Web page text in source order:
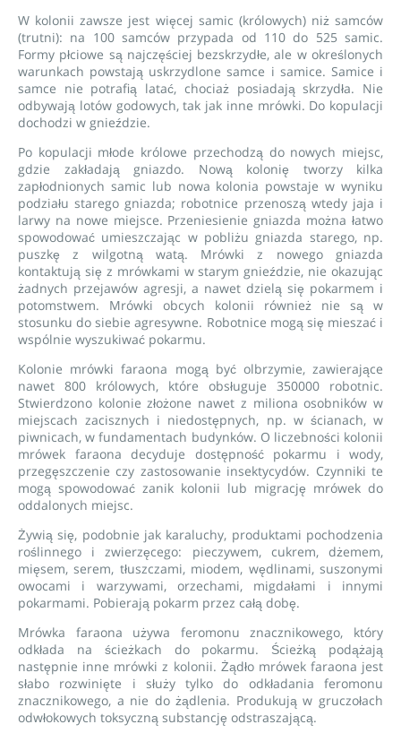
W kolonii zawsze jest więcej samic (królowych) niż samców
(trutni): na 100 samców przypada od 110 do 525 samic.
Formy płciowe są najczęściej bezskrzydłe, ale w określonych
warunkach powstają uskrzydlone samce i samice. Samice i
samce nie potrafią latać, chociaż posiadają skrzydła. Nie
odbywają lotów godowych, tak jak inne mrówki. Do kopulacji
dochodzi w gnieździe.
Po kopulacji młode królowe przechodzą do nowych miejsc,
gdzie zakładają gniazdo. Nową kolonię tworzy kilka
zapłodnionych samic lub nowa kolonia powstaje w wyniku
podziału starego gniazda; robotnice przenoszą wtedy jaja i
larwy na nowe miejsce. Przeniesienie gniazda można łatwo
spowodować umieszczając w pobliżu gniazda starego, np.
puszkę z wilgotną watą. Mrówki z nowego gniazda
kontaktują się z mrówkami w starym gnieździe, nie okazując
żadnych przejawów agresji, a nawet dzielą się pokarmem i
potomstwem. Mrówki obcych kolonii również nie są w
stosunku do siebie agresywne. Robotnice mogą się mieszać i
wspólnie wyszukiwać pokarmu.
Kolonie mrówki faraona mogą być olbrzymie, zawierające
nawet 800 królowych, które obsługuje 350000 robotnic.
Stwierdzono kolonie złożone nawet z miliona osobników w
miejscach zacisznych i niedostępnych, np. w ścianach, w
piwnicach, w fundamentach budynków. O liczebności kolonii
mrówek faraona decyduje dostępność pokarmu i wody,
przegęszczenie czy zastosowanie insektycydów. Czynniki te
mogą spowodować zanik kolonii lub migrację mrówek do
oddalonych miejsc.
Żywią się, podobnie jak karaluchy, produktami pochodzenia
roślinnego i zwierzęcego: pieczywem, cukrem, dżemem,
mięsem, serem, tłuszczami, miodem, wędlinami, suszonymi
owocami i warzywami, orzechami, migdałami i innymi
pokarmami. Pobierają pokarm przez całą dobę.
Mrówka faraona używa feromonu znacznikowego, który
odkłada na ścieżkach do pokarmu. Ścieżką podążają
następnie inne mrówki z kolonii. Żądło mrówek faraona jest
słabo rozwinięte i służy tylko do odkładania feromonu
znacznikowego, a nie do żądlenia. Produkują w gruczołach
odwłokowych toksyczną substancję odstraszającą.